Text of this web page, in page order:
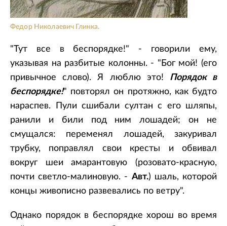
Федор Николаевич Глинка.
"Тут все в беспорядке!" - говорили ему,
указывая на разбитые колонны. - "Бог мой! (его
привычное слово). Я люблю это! Порядок в
беспорядке!" повторял он протяжно, как будто
нараспев. Пули сшибали султан с его шляпы,
ранили и били под ним лошадей; он не
смущался: переменял лошадей, закуривал
трубку, поправлял свои кресты и обвивал
вокруг шеи амарантовую (розовато-красную,
почти светло-малиновую. - Авт.) шаль, которой
концы живописно развевались по ветру".
Однако порядок в беспорядке хорош во время